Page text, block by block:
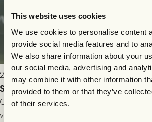
This website uses cookies
We use cookies to personalise content
provide social media features and to
We also share information about your
our social media, advertising and
may combine it with other information
provided to them or that they’ve
of their services.
2026-07-24 16:40
Seger i första kvalmatchen mot FC
GAIS dominerade i första halvlek och
välförtjänt fick de in ett ledningsmål strax